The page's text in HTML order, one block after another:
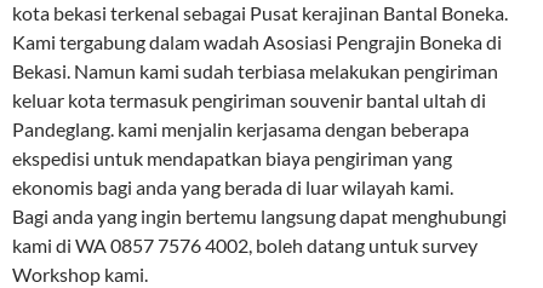
kota bekasi terkenal sebagai Pusat kerajinan Bantal Boneka.
Kami tergabung dalam wadah Asosiasi Pengrajin Boneka di
Bekasi. Namun kami sudah terbiasa melakukan pengiriman
keluar kota termasuk pengiriman souvenir bantal ultah di
Pandeglang. kami menjalin kerjasama dengan beberapa
ekspedisi untuk mendapatkan biaya pengiriman yang
ekonomis bagi anda yang berada di luar wilayah kami.
Bagi anda yang ingin bertemu langsung dapat menghubungi
kami di WA 0857 7576 4002, boleh datang untuk survey
Workshop kami.